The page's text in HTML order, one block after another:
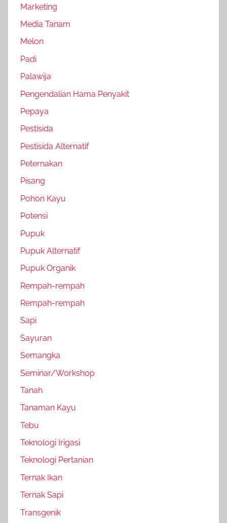
Marketing
Media Tanam
Melon
Padi
Palawija
Pengendalian Hama Penyakit
Pepaya
Pestisida
Pestisida Alternatif
Peternakan
Pisang
Pohon Kayu
Potensi
Pupuk
Pupuk Alternatif
Pupuk Organik
Rempah-rempah
Rempah-rempah
Sapi
Sayuran
Semangka
Seminar/Workshop
Tanah
Tanaman Kayu
Tebu
Teknologi Irigasi
Teknologi Pertanian
Ternak Ikan
Ternak Sapi
Transgenik